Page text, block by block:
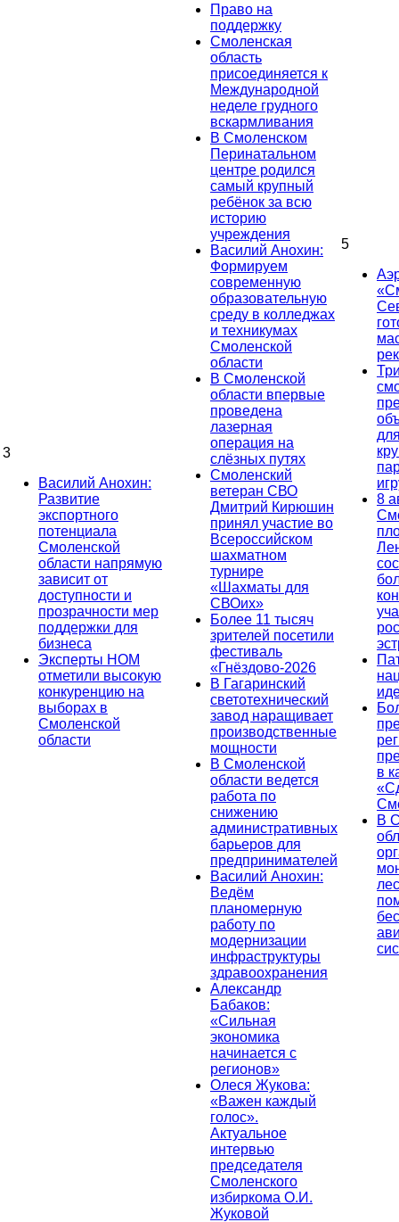
3
Василий Анохин:
Развитие
экспортного
потенциала
Смоленской
области напрямую
зависит от
доступности и
прозрачности мер
поддержки для
бизнеса
Эксперты НОМ
отметили высокую
конкуренцию на
выборах в
Смоленской
области
Право на
поддержку
Смоленская
область
присоединяется к
Международной
неделе грудного
вскармливания
В Смоленском
Перинатальном
центре родился
самый крупный
ребёнок за всю
историю
учреждения
Василий Анохин:
Формируем
современную
образовательную
среду в колледжах
и техникумах
Смоленской
области
В Смоленской
области впервые
проведена
лазерная
операция на
слёзных путях
Смоленский
ветеран СВО
Дмитрий Кирюшин
принял участие во
Всероссийском
шахматном
турнире
«Шахматы для
СВОих»
Более 11 тысяч
зрителей посетили
фестиваль
«Гнёздово-2026
В Гагаринский
светотехнический
завод наращивает
производственные
мощности
В Смоленской
области ведется
работа по
снижению
административных
барьеров для
предпринимателей
Василий Анохин:
Ведём
планомерную
работу по
модернизации
инфраструктуры
здравоохранения
Александр
Бабаков:
«Сильная
экономика
начинается с
регионов»
Олеся Жукова:
«Важен каждый
голос».
Актуальное
интервью
председателя
Смоленского
избиркома О.И.
Жуковой
5
8
в
В